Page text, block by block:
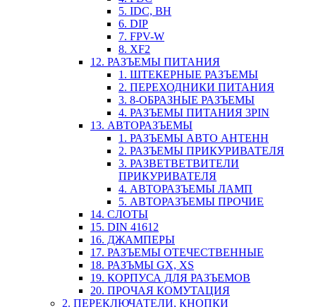
5. IDC, BH
6. DIP
7. FPV-W
8. XF2
12. РАЗЪЕМЫ ПИТАНИЯ
1. ШТЕКЕРНЫЕ РАЗЪЕМЫ
2. ПЕРЕХОДНИКИ ПИТАНИЯ
3. 8-ОБРАЗНЫЕ РАЗЪЕМЫ
4. РАЗЪЕМЫ ПИТАНИЯ 3PIN
13. АВТОРАЗЪЕМЫ
1. РАЗЪЕМЫ АВТО АНТЕНН
2. РАЗЪЕМЫ ПРИКУРИВАТЕЛЯ
3. РАЗВЕТВЕТВИТЕЛИ
ПРИКУРИВАТЕЛЯ
4. АВТОРАЗЪЕМЫ ЛАМП
5. АВТОРАЗЪЕМЫ ПРОЧИЕ
14. СЛОТЫ
15. DIN 41612
16. ДЖАМПЕРЫ
17. РАЗЪЕМЫ ОТЕЧЕСТВЕННЫЕ
18. РАЗЪМЫ GX, XS
19. КОРПУСА ДЛЯ РАЗЪЕМОВ
20. ПРОЧАЯ КОМУТАЦИЯ
2. ПЕРЕКЛЮЧАТЕЛИ, КНОПКИ